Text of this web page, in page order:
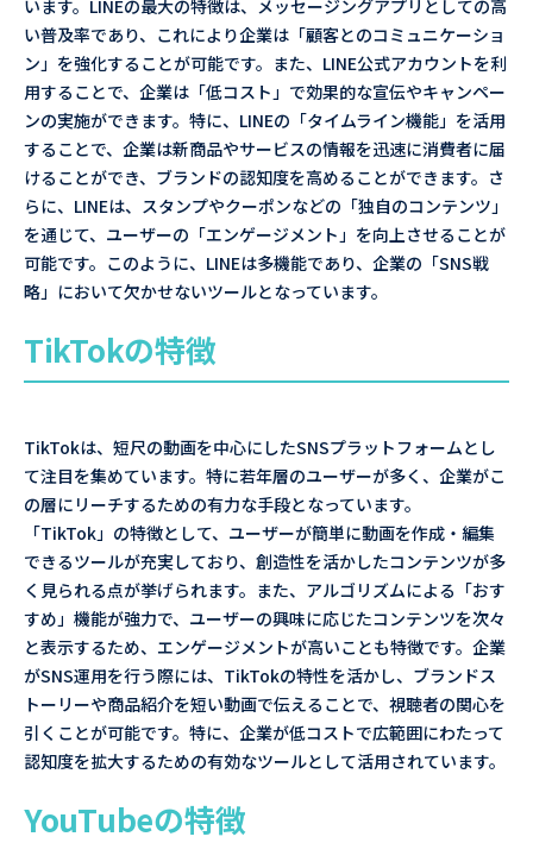
います。LINEの最大の特徴は、メッセージングアプリとしての高
い普及率であり、これにより企業は「顧客とのコミュニケーショ
ン」を強化することが可能です。また、LINE公式アカウントを利
用することで、企業は「低コスト」で効果的な宣伝やキャンペー
ンの実施ができます。特に、LINEの「タイムライン機能」を活用
することで、企業は新商品やサービスの情報を迅速に消費者に届
けることができ、ブランドの認知度を高めることができます。さ
らに、LINEは、スタンプやクーポンなどの「独自のコンテンツ」
を通じて、ユーザーの「エンゲージメント」を向上させることが
可能です。このように、LINEは多機能であり、企業の「SNS戦
略」において欠かせないツールとなっています。
TikTokの特徴
TikTokは、短尺の動画を中心にしたSNSプラットフォームとし
て注目を集めています。特に若年層のユーザーが多く、企業がこ
の層にリーチするための有力な手段となっています。
「TikTok」の特徴として、ユーザーが簡単に動画を作成・編集
できるツールが充実しており、創造性を活かしたコンテンツが多
く見られる点が挙げられます。また、アルゴリズムによる「おす
すめ」機能が強力で、ユーザーの興味に応じたコンテンツを次々
と表示するため、エンゲージメントが高いことも特徴です。企業
がSNS運用を行う際には、TikTokの特性を活かし、ブランドス
トーリーや商品紹介を短い動画で伝えることで、視聴者の関心を
引くことが可能です。特に、企業が低コストで広範囲にわたって
認知度を拡大するための有効なツールとして活用されています。
YouTubeの特徴